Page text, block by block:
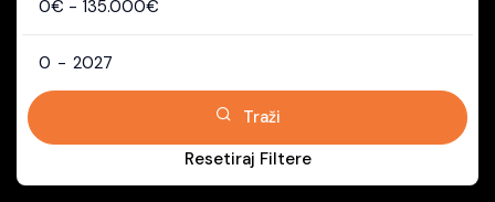
0€ - 135.000€
0 - 2027
Traži
Resetiraj Filtere